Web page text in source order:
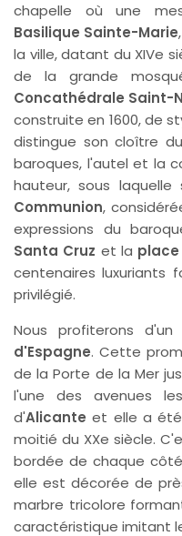
chapelle où une
Basilique Sainte-Marie
la ville, datant du XIVe
de la grande
Concathédrale Saint-
construite en 1600, de
distingue son cloître
baroques, l'autel et la
hauteur, sous
Communion,
expressions du
Santa Cruz et la place
centenaires luxuriants
privilégié.
Nous profiterons
d'Espagne. Cette
de la Porte de la Mer
l'une des avenues
d'Alicante et elle a
moitié du XXe siècle.
bordée de chaque
elle est décorée de
marbre tricolore
caractéristique imitant